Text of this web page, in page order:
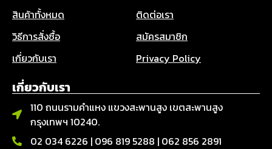
สินค้าทั้งหมด
ติดต่อเรา
วิธีการสั่งซื้อ
สมัครสมาชิก
เกี่ยวกับเรา
Privacy Policy
เกี่ยวกับเรา
110 ถนนรามคำแหง แขวงสะพานสูง เขตสะพานสูง
กรุงเทพฯ 10240.
02 034 6226 | 096 819 5288 | 062 856 2891